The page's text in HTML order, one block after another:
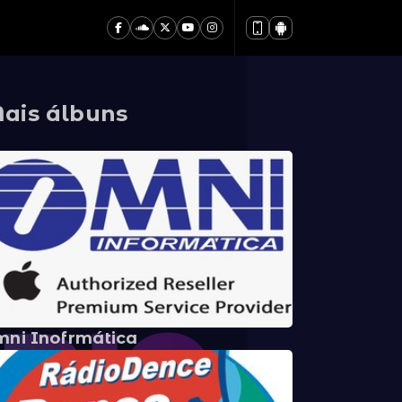
álbuns
Inofrmática